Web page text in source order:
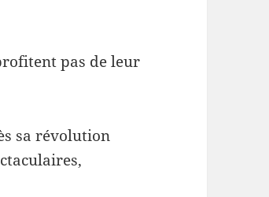
pas de leur
sa révolution